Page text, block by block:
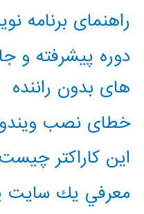
راهنمای برنامه
دوره پیشرفته و
های بدون راننده
خطای نصب
این کاراکتر چیست؟
معرفي يك سايت